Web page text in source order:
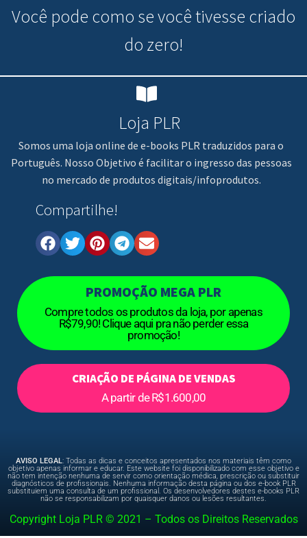
Você pode como se você tivesse criado
do zero!
Loja PLR
Somos uma loja online de e-books PLR traduzidos para o
Português. Nosso Objetivo é facilitar o ingresso das pessoas
no mercado de produtos digitais/infoprodutos.
Compartilhe!
PROMOÇÃO MEGA PLR
Compre todos os produtos da loja, por apenas
R$79,90! Clique aqui pra não perder essa
promoção!
CRIAÇÃO DE PÁGINA DE VENDAS
A partir de R$1.600,00
AVISO LEGAL: Todas as dicas e conceitos apresentados nos materiais têm como
objetivo apenas informar e educar. Este website foi disponibilizado com esse objetivo e
não tem intenção nenhuma de servir como orientação médica, prescrição ou substituir
diagnósticos de profissionais. Nenhuma informação desta página ou dos e-book PLR
substituiem uma consulta de um profissional. Os desenvolvedores destes e-books PLR
não se responsabilizam por quaisquer danos ou lesões resultantes.
Copyright Loja PLR © 2021 – Todos os Direitos Reservados